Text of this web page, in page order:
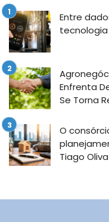
Entre
Enfrenta
Se Torna
O
Tiago